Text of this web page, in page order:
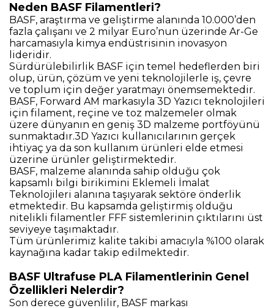
Neden BASF Filamentleri?
BASF, araştırma ve geliştirme alanında 10.000’den
fazla çalışanı ve 2 milyar Euro’nun üzerinde Ar-Ge
harcamasıyla kimya endüstrisinin inovasyon
lideridir.
Sürdürülebilirlik BASF için temel hedeflerden biri
olup, ürün, çözüm ve yeni teknolojilerle iş, çevre
ve toplum için değer yaratmayı önemsemektedir.
BASF, Forward AM markasıyla 3D Yazıcı teknolojileri
için filament, reçine ve toz malzemeler olmak
üzere dünyanın en geniş 3D malzeme portföyünü
sunmaktadır.3D Yazıcı kullanıcılarının gerçek
ihtiyaç ya da son kullanım ürünleri elde etmesi
üzerine ürünler geliştirmektedir.
BASF, malzeme alanında sahip olduğu çok
kapsamlı bilgi birikimini Eklemeli İmalat
Teknolojileri alanına taşıyarak sektöre önderlik
etmektedir. Bu kapsamda geliştirmiş olduğu
nitelikli filamentler FFF sistemlerinin çıktılarını üst
seviyeye taşımaktadır.
Tüm ürünlerimiz kalite takibi amacıyla %100 olarak
kaynağına kadar takip edilmektedir.
BASF Ultrafuse PLA Filamentlerinin Genel
Özellikleri Nelerdir?
Son derece güvenlilir, BASF markası